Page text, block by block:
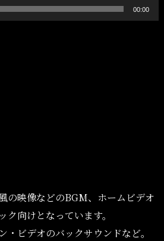
00:00
の映像などのBGM、ホームビデオ
向けとなっています。
・ビデオのバックサウンドなど。